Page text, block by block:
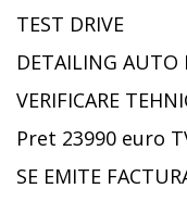
TEST DRIVE
DETAILING AUTO
VERIFICARE
Pret 23990 euro
SE EMITE